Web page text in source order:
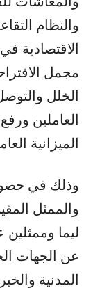
والنظام
الاقتصادية
مجمل
الخلل
العاملين
الميزانية
وذلك في
والممثل
ليما وممثلين
عن الجهات
المدنية